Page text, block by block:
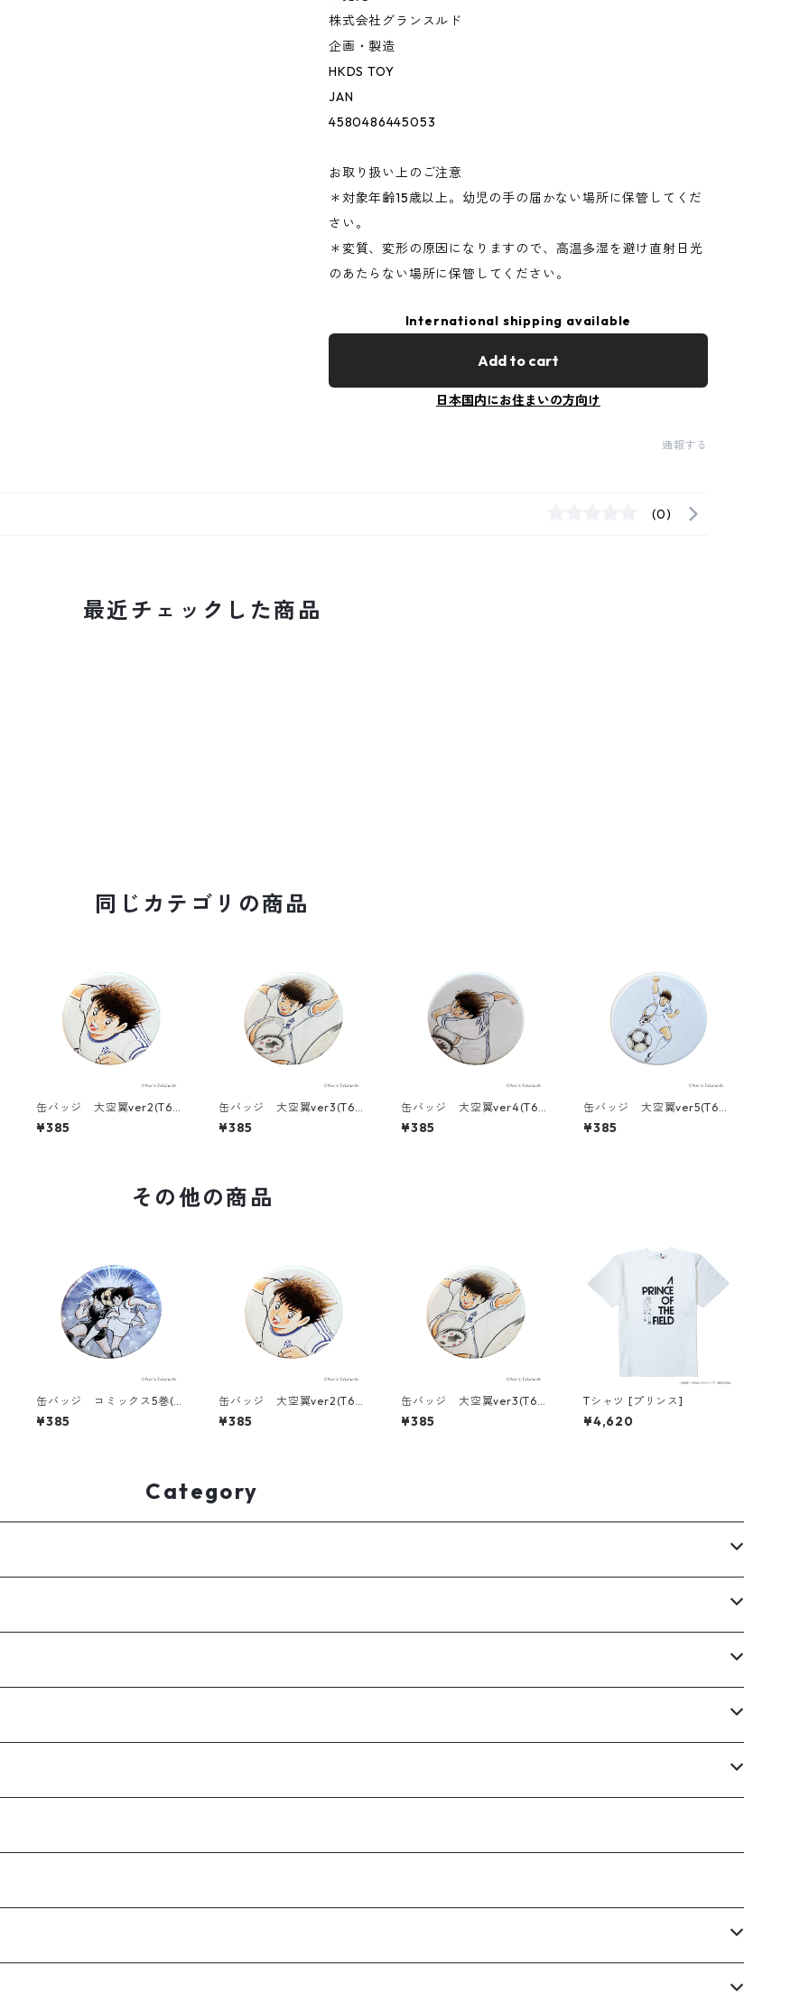
株式会社グランスルド
企画・製造
HKDS TOY
JAN
4580486445053
お取り扱い上のご注意
＊対象年齢15歳以上。幼児の手の届かない場所に保管してくだ
さい。
＊変質、変形の原因になりますので、高温多湿を避け直射日光
のあたらない場所に保管してください。
International shipping available
Add to cart
日本国内にお住まいの方向け
通報する
(0)
最近チェックした商品
同じカテゴリの商品
缶バッジ 大空翼ver2(T686
-045)
¥385
缶バッジ 大空翼ver3(T686
-045)
¥385
缶バッジ 大空翼ver4(T68
6-045)
¥385
缶バッジ 大空翼ver5(T686
-045)
¥385
その他の商品
缶バッジ コミックス5巻(T
686-045)
¥385
缶バッジ 大空翼ver2(T686
-045)
¥385
缶バッジ 大空翼ver3(T686
-045)
¥385
Tシャツ [プリンス]
¥4,620
Category